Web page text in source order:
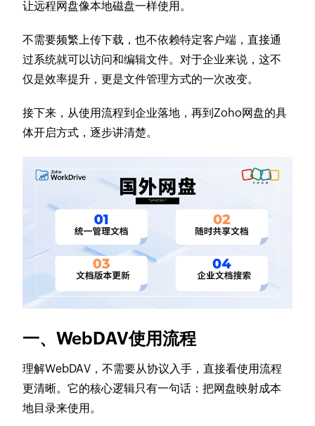
让远程网盘像本地磁盘一样使用。
不需要频繁上传下载，也不依赖特定客户端，直接通
过系统就可以访问和编辑文件。对于企业来说，这不
仅是效率提升，更是文件管理方式的一次改变。
接下来，从使用流程到企业落地，再到Zoho网盘的具
体开启方式，逐步讲清楚。
一、WebDAV使用流程
理解WebDAV，不需要从协议入手，直接看使用流程
更清晰。它的核心逻辑只有一句话：把网盘映射成本
地目录来使用。